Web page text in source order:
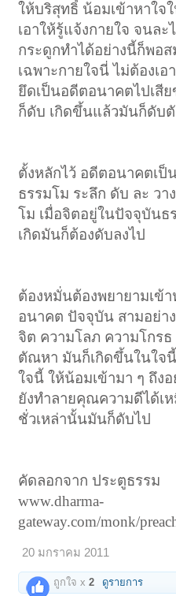
ให้บริสุทธิ์ น้อมเข้าหาใจ
เอาให้รู้แจ้งกายใจ จนละ
กระดูกทำได้อย่างนี้ก็พอส
เฉพาะกายใจนี่ ไม่ต้องเ
ยึดเป็นอดีตอนาคตไปเสี
ก็ดับ เกิดขึ้นแล้วมันก็ดับ
ตั้งหลักไว้ อดีตอนาคตเป็
ธรรมโม ระลึก ดับ ละ วา
โม เมื่อจิตอยู่ในปัจจุบัน
เกิดมันก็ต้องดับลงไป
ต้องหมั่นต้องพยายามเข้
อนาคต ปัจจุบัน สามอย่า
จิต ความโลภ ความโกรธ
ตัณหา มันก็เกิดขึ้นในใจ
ใจนี้ ให้น้อมเข้ามา ๆ ถึง
ยังทำลายคุณความดีได้เ
ชั่วเหล่านั้นมันก็ดับไป
คัดลอกจาก ประตูธรรม
www.dharma-
gateway.com/monk/
20 มกราคม 2011
ถูกใจ x2 ดูรายการ